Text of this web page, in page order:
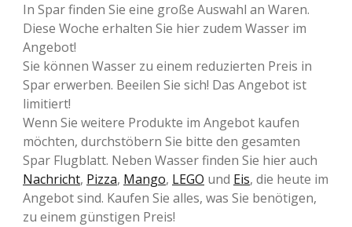
In Spar finden Sie eine große Auswahl an Waren.
Diese Woche erhalten Sie hier zudem Wasser im
Angebot!
Sie können Wasser zu einem reduzierten Preis in
Spar erwerben. Beeilen Sie sich! Das Angebot ist
limitiert!
Wenn Sie weitere Produkte im Angebot kaufen
möchten, durchstöbern Sie bitte den gesamten
Spar Flugblatt. Neben Wasser finden Sie hier auch
Nachricht, Pizza, Mango, LEGO und Eis, die heute im
Angebot sind. Kaufen Sie alles, was Sie benötigen,
zu einem günstigen Preis!